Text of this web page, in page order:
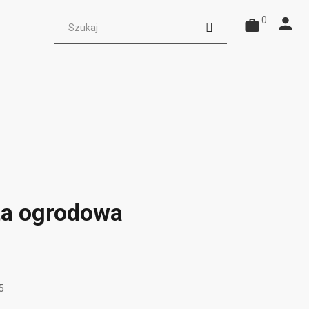
0
ogrodowa